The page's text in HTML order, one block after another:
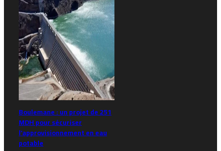
Boulemane : un projet de 251
MDH pour sécuriser
l’approvisionnement en eau
potable